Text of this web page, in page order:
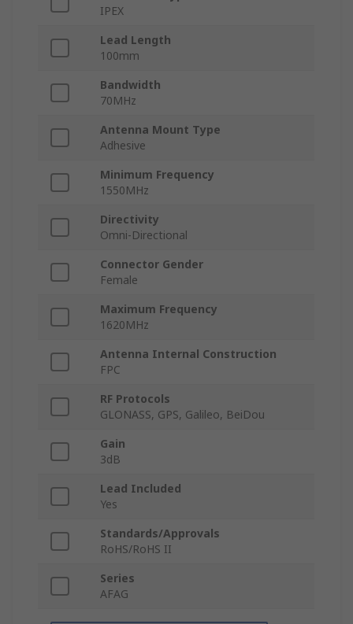
IPEX
Lead Length
100mm
Bandwidth
70MHz
Antenna Mount Type
Adhesive
Minimum Frequency
1550MHz
Directivity
Omni-Directional
Connector Gender
Female
Maximum Frequency
1620MHz
Antenna Internal Construction
FPC
RF Protocols
GLONASS, GPS, Galileo, BeiDou
Gain
3dB
Lead Included
Yes
Standards/Approvals
RoHS/RoHS II
Series
AFAG